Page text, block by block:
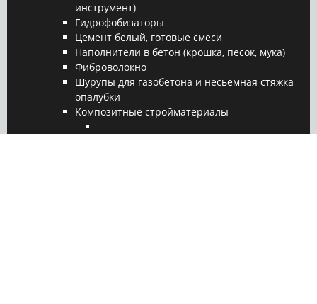
инструмент)
Гидрофобизаторы
Цемент белый, готовые смеси
Наполнители в бетон (крошка, песок, мука)
Фиброволокно
Шурупы для газобетона и несьемная стяжка
опалубки
Композитные стройматериалы